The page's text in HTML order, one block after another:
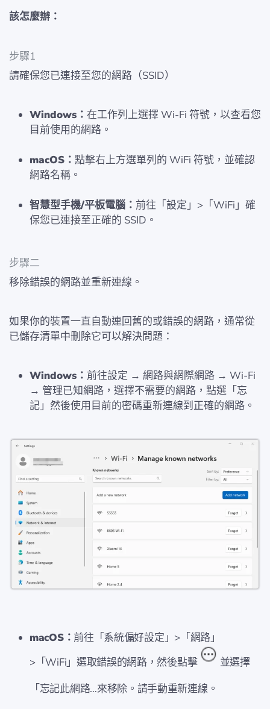
該怎麼辦：
步驟1
請確保您已連接至您的網路（SSID）
Windows： 在工作列上選擇 Wi-Fi 符號，以查看您
目前使用的網路。
macOS： 點擊右上方選單列的 WiFi 符號，並確認
網路名稱。
智慧型手機/平板電腦： 前往「設定」>「WiFi」確
保您已連接至正確的 SSID。
步驟二
移除錯誤的網路並重新連線。
如果你的裝置一直自動連回舊的或錯誤的網路，通常從
已儲存清單中刪除它可以解決問題：
Windows： 前往設定 → 網路與網際網路 → Wi-Fi
→ 管理已知網路，選擇不需要的網路，點選「忘
記」然後使用目前的密碼重新連線到正確的網路。
macOS： 前往「系統偏好設定」>「網路」
>「WiFi」選取錯誤的網路，然後點擊
並選擇
「忘記此網路…來移除。請手動重新連線。